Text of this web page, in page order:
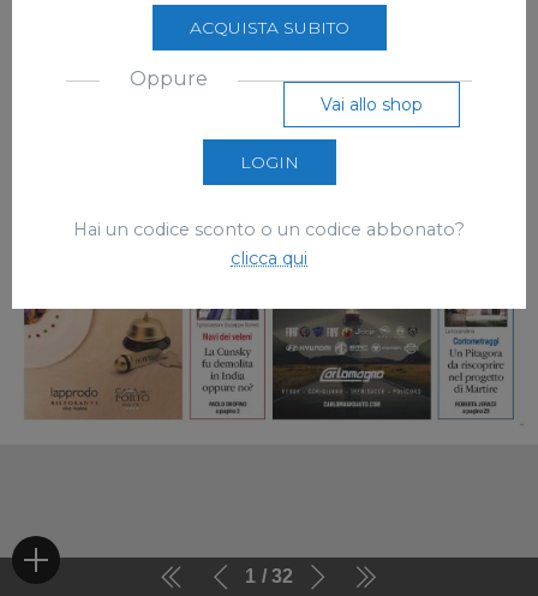
1 32
ACQUISTA SUBITO
Oppure
Vai allo shop
LOGIN
Hai un codice sconto o un codice abbonato?
clicca qui